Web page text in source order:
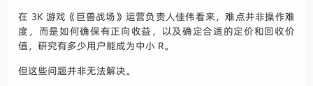
在 3K 游戏《巨兽战场》运营负责人佳伟看来，难点并非操作难
度，而是如何确保有正向收益，以及确定合适的定价和回收价
值，研究有多少用户能成为中小 R。
但这些问题并非无法解决。